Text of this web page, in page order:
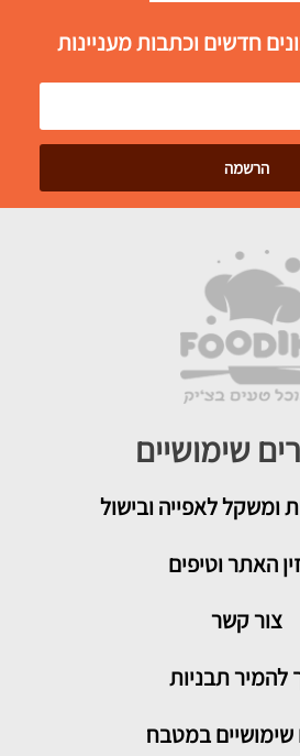
חדשים וכתבות מעניינות
שימושיים
ומשקל לאפייה ובישול
האתר וטיפים
צור קשר
להמיר תבניות
שימושיים במטבח